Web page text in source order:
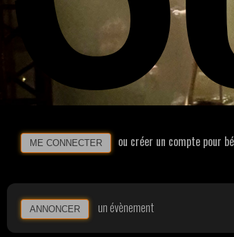
ME CONNECTER ou créer un compte pour
ANNONCER un évènement